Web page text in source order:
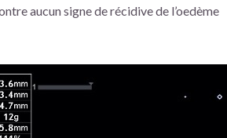
aucun signe de récidive de l’oedème